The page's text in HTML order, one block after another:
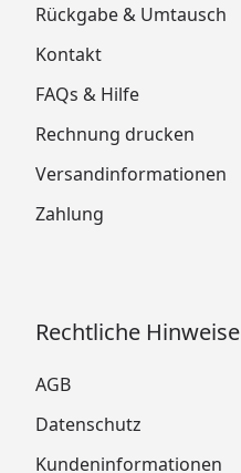
Rückgabe & Umtausch
Kontakt
FAQs & Hilfe
Rechnung drucken
Versandinformationen
Zahlung
Rechtliche Hinweise
AGB
Datenschutz
Kundeninformationen